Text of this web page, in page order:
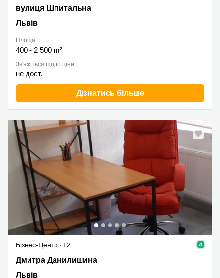
вулиця Шпитальна 1, Львів
вулиця Шпитальна
Львів
Площа:
400 - 2 500 m²
Зв'яжіться щодо ціни:
не дост.
Дізнатись більше
Бізнес-Центр
+2
Дмитра Данилишина 6, Львів
Дмитра Данилишина
Львів